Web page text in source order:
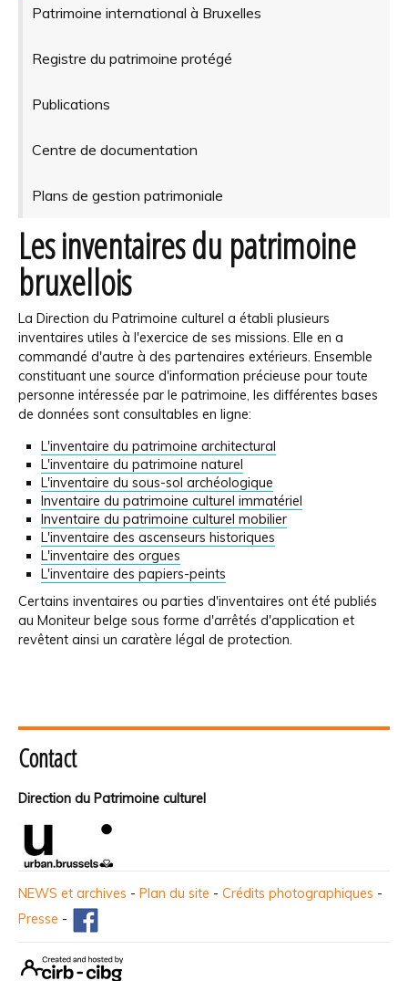
Patrimoine international à Bruxelles
Registre du patrimoine protégé
Publications
Centre de documentation
Plans de gestion patrimoniale
Les inventaires du patrimoine
bruxellois
La Direction du Patrimoine culturel a établi plusieurs
inventaires utiles à l'exercice de ses missions. Elle en a
commandé d'autre à des partenaires extérieurs. Ensemble
constituant une source d'information précieuse pour toute
personne intéressée par le patrimoine, les différentes bases
de données sont consultables en ligne:
L'inventaire du patrimoine architectural
L'inventaire du patrimoine naturel
L'inventaire du sous-sol archéologique
Inventaire du patrimoine culturel immatériel
Inventaire du patrimoine culturel mobilier
L'inventaire des ascenseurs historiques
L'inventaire des orgues
L'inventaire des papiers-peints
Certains inventaires ou parties d'inventaires ont été publiés
au Moniteur belge sous forme d'arrêtés d'application et
revêtent ainsi un caratère légal de protection.
Contact
Direction du Patrimoine culturel
NEWS et archives - Plan du site - Crédits photographiques -
Presse -